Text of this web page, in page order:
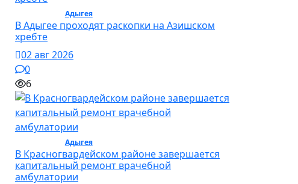
Адыгея/ Общество
В Адыгее проходят раскопки на Азишском
хребте
02 авг 2026
0
6
Адыгея/ Общество
В Красногвардейском районе завершается
капитальный ремонт врачебной
амбулатории